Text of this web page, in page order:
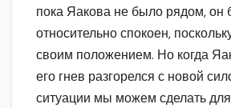
пока Яакова не было рядом, он
относительно спокоен,
своим положением. Но когда
его гнев разгорелся с новой
ситуации мы можем сделать